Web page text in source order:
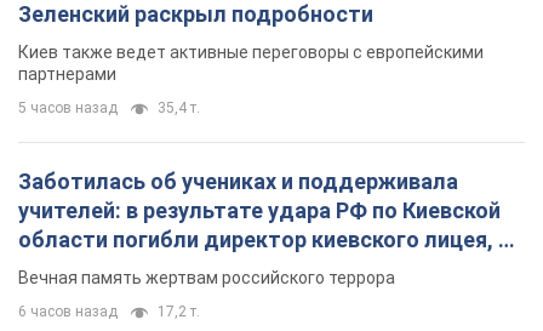
Зеленский раскрыл подробности
Киев также ведет активные переговоры с европейскими
партнерами
5 часов назад 35,4 т.
Заботилась об учениках и поддерживала
учителей: в результате удара РФ по Киевской
области погибли директор киевского лицея, её
муж и внук
Вечная память жертвам российского террора
6 часов назад 17,2 т.